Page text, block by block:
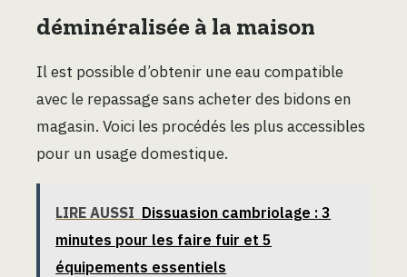
déminéralisée à la maison
Il est possible d’obtenir une eau compatible
avec le repassage sans acheter des bidons en
magasin. Voici les procédés les plus accessibles
pour un usage domestique.
LIRE AUSSI Dissuasion cambriolage : 3
minutes pour les faire fuir et 5
équipements essentiels